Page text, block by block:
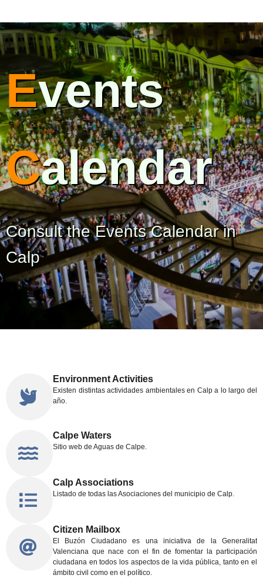
Events
Calendar
Consult the Events Calendar in
Calp
Environment Activities
Existen distintas actividades ambientales en Calp a lo largo del
año.
Calpe Waters
Sitio web de Aguas de Calpe.
Calp Associations
Listado de todas las Asociaciones del municipio de Calp.
Citizen Mailbox
El Buzón Ciudadano es una iniciativa de la Generalitat
Valenciana que nace con el fin de fomentar la participación
ciudadana en todos los aspectos de la vida pública, tanto en el
ámbito civil como en el político.